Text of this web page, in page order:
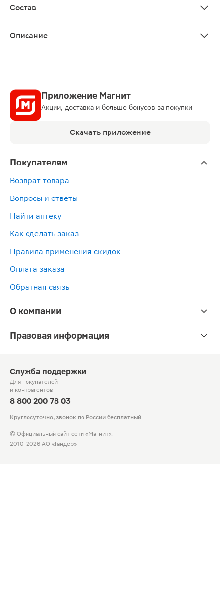
Состав
Описание
Приложение Магнит
Акции, доставка и больше бонусов за покупки
Скачать приложение
Покупателям
Возврат товара
Вопросы и ответы
Найти аптеку
Как сделать заказ
Правила применения скидок
Оплата заказа
Обратная связь
О компании
Правовая информация
Служба поддержки
Для покупателей
и контрагентов
8 800 200 78 03
Круглосуточно, звонок по России бесплатный
© Официальный сайт сети «Магнит».
2010-2026 АО «Тандер»